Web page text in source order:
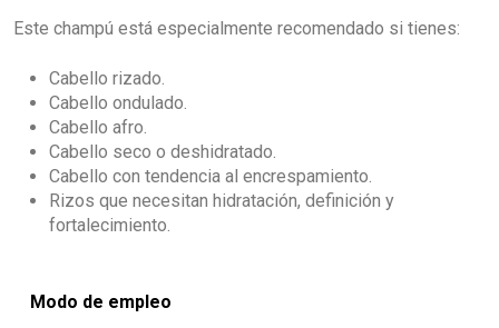
Este champú está especialmente recomendado si tienes:
Cabello rizado.
Cabello ondulado.
Cabello afro.
Cabello seco o deshidratado.
Cabello con tendencia al encrespamiento.
Rizos que necesitan hidratación, definición y
fortalecimiento.
Modo de empleo